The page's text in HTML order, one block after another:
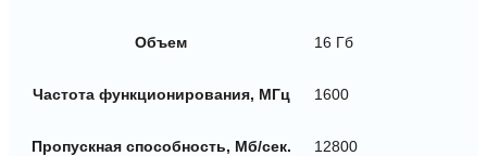
Объем 16 Гб
Частота функционирования, МГц 1600
Пропускная способность, Мб/сек. 12800